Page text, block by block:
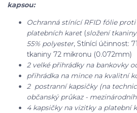
kapsou:
Ochranná stínící RFID fólie
platebních karet(složení
55% polyester, Stínící účinnost:
tkaniny 72 mikronu (0.072mm)
2 velké přihrádky na bankovky
přihrádka na mince na kvalitní
2 postranní kapsičky (na
občanský průkaz -
4 kapsičky na vizitky a platební